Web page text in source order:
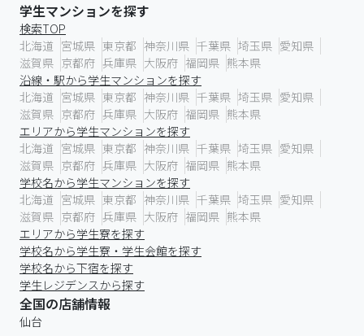
学生マンションを探す
検索TOP
北海道 宮城県 東京都 神奈川県 千葉県 埼玉県 愛知県
滋賀県 京都府 兵庫県 大阪府 福岡県 熊本県
沿線・駅から学生マンションを探す
北海道 宮城県 東京都 神奈川県 千葉県 埼玉県 愛知県
滋賀県 京都府 兵庫県 大阪府 福岡県 熊本県
エリアから学生マンションを探す
北海道 宮城県 東京都 神奈川県 千葉県 埼玉県 愛知県
滋賀県 京都府 兵庫県 大阪府 福岡県 熊本県
学校名から学生マンションを探す
北海道 宮城県 東京都 神奈川県 千葉県 埼玉県 愛知県
滋賀県 京都府 兵庫県 大阪府 福岡県 熊本県
エリアから学生寮を探す
学校名から学生寮・学生会館を探す
学校名から下宿を探す
学生レジデンスから探す
全国の店舗情報
仙台